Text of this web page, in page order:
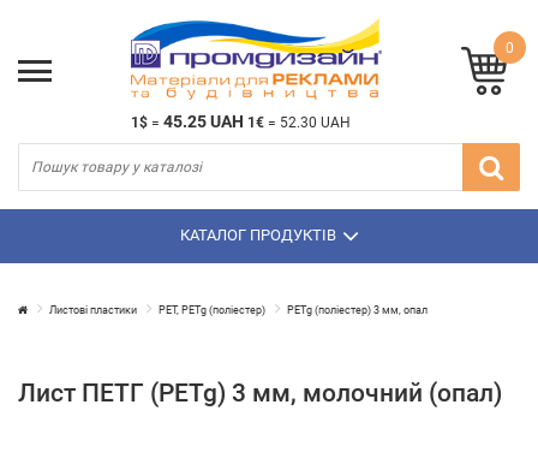
1$ = 45.25 UAH 1€ = 52.30 UAH
0
КАТАЛОГ ПРОДУКТІВ
Листові пластики PET, PETg (поліестер) PETg (поліестер) 3 мм, опал
Лист ПЕTГ (PETg) 3 мм, молочний (опал)